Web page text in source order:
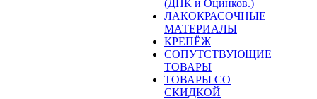
(ДПК и Оцинков.)
ЛАКОКРАСОЧНЫЕ
МАТЕРИАЛЫ
КРЕПЁЖ
СОПУТСТВУЮЩИЕ
ТОВАРЫ
ТОВАРЫ СО
СКИДКОЙ